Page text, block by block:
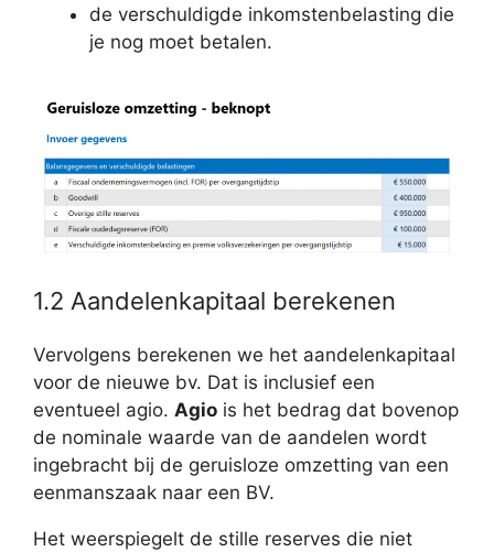
de verschuldigde inkomstenbelasting die
je nog moet betalen.
1.2 Aandelenkapitaal berekenen
Vervolgens berekenen we het aandelenkapitaal
voor de nieuwe bv. Dat is inclusief een
eventueel agio. Agio is het bedrag dat bovenop
de nominale waarde van de aandelen wordt
ingebracht bij de geruisloze omzetting van een
eenmanszaak naar een BV.
Het weerspiegelt de stille reserves die niet